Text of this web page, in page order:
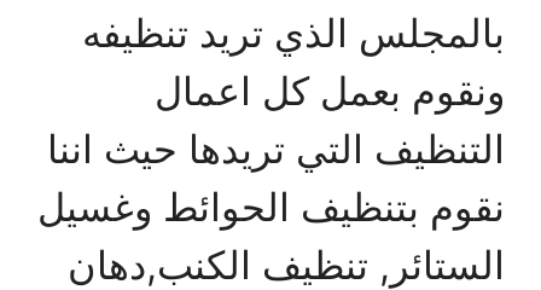
بالمجلس الذي تريد تنظيفه
ونقوم بعمل كل اعمال
التنظيف التي تريدها حيث اننا
نقوم بتنظيف الحوائط وغسيل
الستائر, تنظيف الكنب,دهان